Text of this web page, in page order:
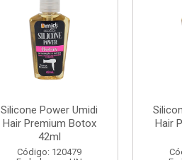
Silicone Power Umidi
Hair Premium Botox
42ml
Código: 120479
Hair